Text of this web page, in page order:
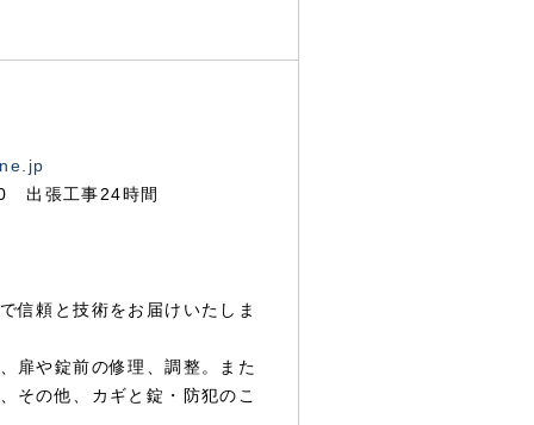
出張工事24時間
信頼と技術をお届けいたしま
扉や錠前の修理、調整。また
その他、カギと錠・防犯のこ